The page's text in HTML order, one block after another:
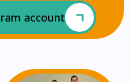
account